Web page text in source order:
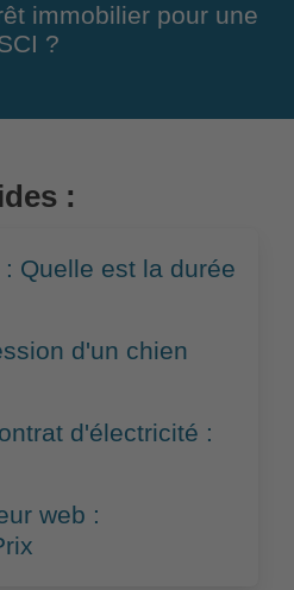
immobilier pour une
?
:
Quelle est la durée
d'un chien
d'électricité :
web :